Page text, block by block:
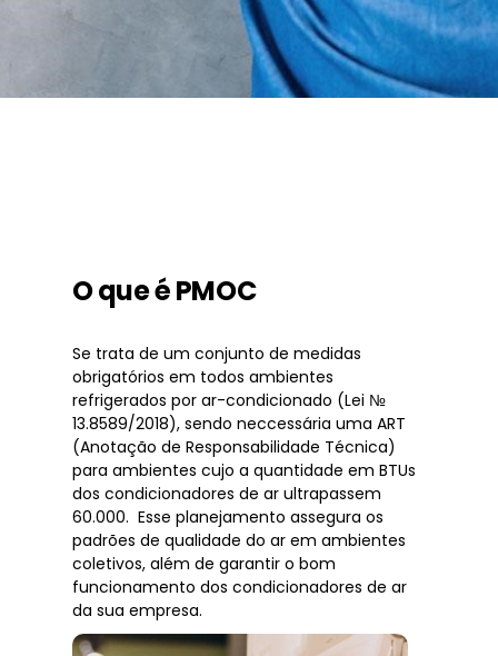
O que é PMOC
Se trata de um conjunto de medidas
obrigatórios em todos ambientes
refrigerados por ar-condicionado (Lei №
13.8589/2018), sendo neccessária uma ART
(Anotação de Responsabilidade Técnica)
para ambientes cujo a quantidade em BTUs
dos condicionadores de ar ultrapassem
60.000. Esse planejamento assegura os
padrões de qualidade do ar em ambientes
coletivos, além de garantir o bom
funcionamento dos condicionadores de ar
da sua empresa.